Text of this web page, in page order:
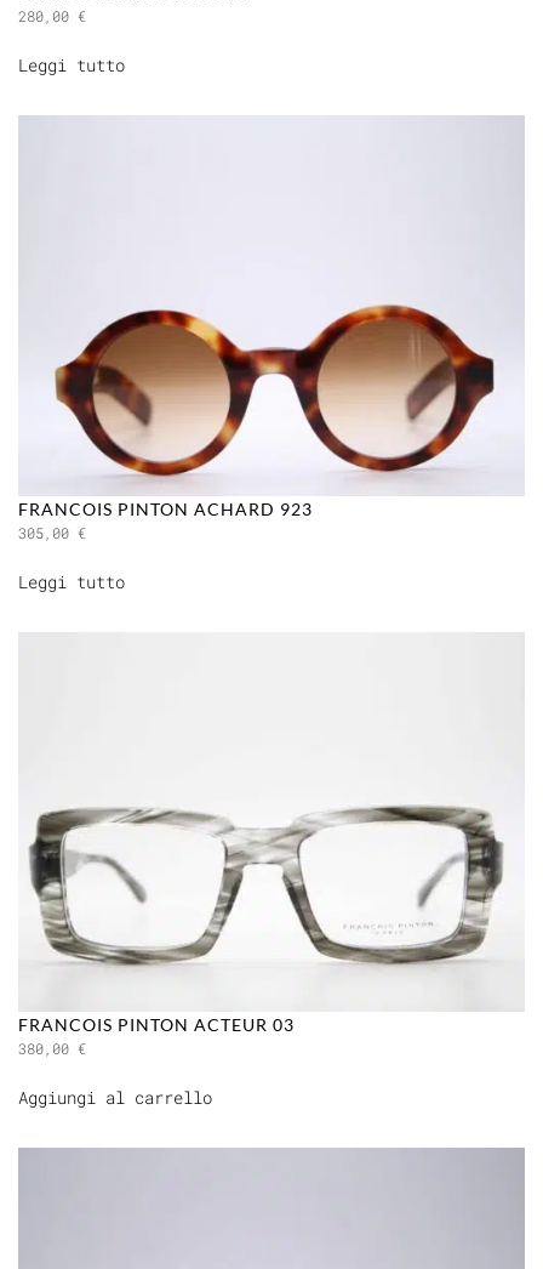
280,00 €
Leggi tutto
FRANCOIS PINTON ACHARD 923
305,00 €
Leggi tutto
FRANCOIS PINTON ACTEUR 03
380,00 €
Aggiungi al carrello